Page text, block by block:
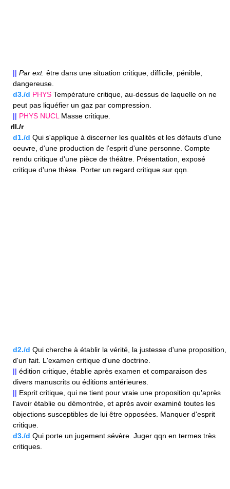
|| Par ext. être dans une situation critique, difficile, pénible,
dangereuse.
d3./d PHYS Température critique, au-dessus de laquelle on ne
peut pas liquéfier un gaz par compression.
|| PHYS NUCL Masse critique.
rII./r
d1./d Qui s'applique à discerner les qualités et les défauts d'une
oeuvre, d'une production de l'esprit d'une personne. Compte
rendu critique d'une pièce de théâtre. Présentation, exposé
critique d'une thèse. Porter un regard critique sur qqn.
d2./d Qui cherche à établir la vérité, la justesse d'une proposition,
d'un fait. L'examen critique d'une doctrine.
|| édition critique, établie après examen et comparaison des
divers manuscrits ou éditions antérieures.
|| Esprit critique, qui ne tient pour vraie une proposition qu'après
l'avoir établie ou démontrée, et après avoir examiné toutes les
objections susceptibles de lui être opposées. Manquer d'esprit
critique.
d3./d Qui porte un jugement sévère. Juger qqn en termes très
critiques.